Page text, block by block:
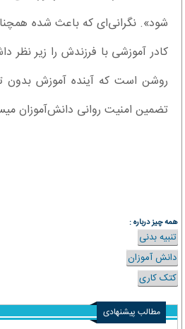
شود». نگرانی‌ای که باعث شده
کادر آموزشی با فرزندش را زیر نظر
روشن است که آینده آموزش بدون
تضمین امنیت روانی دانش‌آموزان
همه چیز درباره :
تنبیه بدنی
دانش آموزان
کتک کاری
مطالب پیشنهادی